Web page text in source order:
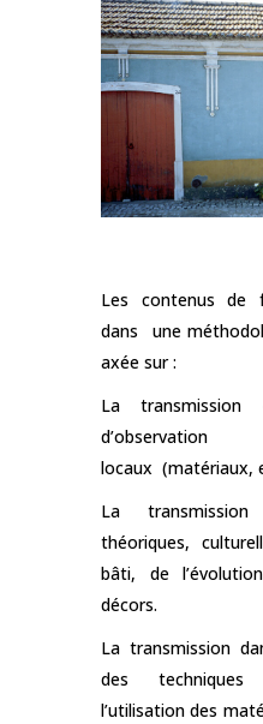
Les contenus de
dans une
axée sur :
La transmission
locaux (matériaux,
La transmission
théoriques,
bâti, de
décors.
La transmission
des
l’utilisation des